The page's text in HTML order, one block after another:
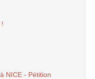
NICE - Pétition